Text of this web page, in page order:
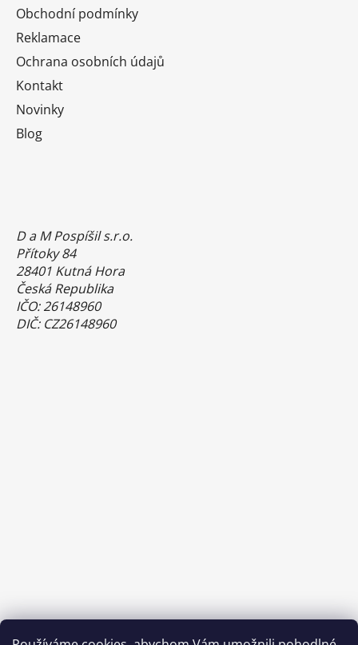
Obchodní podmínky
Reklamace
Ochrana osobních údajů
Kontakt
Novinky
Blog
D a M Pospíšil s.r.o.
Přítoky 84
28401 Kutná Hora
Česká Republika
IČO: 26148960
DIČ: CZ26148960